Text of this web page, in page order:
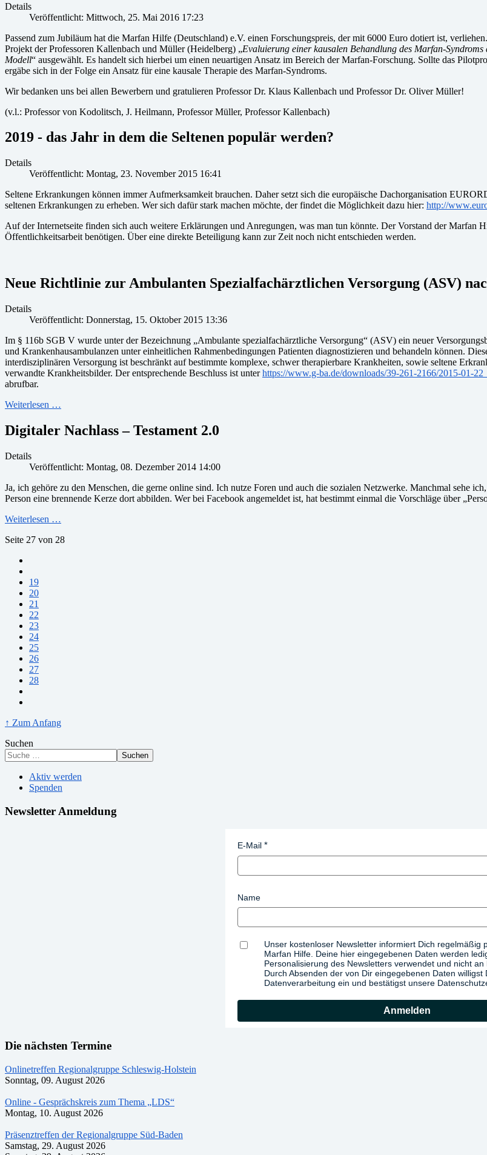
Details
Veröffentlicht: Mittwoch, 25. Mai 2016 17:23
Passend zum Jubiläum hat die Marfan Hilfe (Deutschland) e.V. einen Forschungspreis, der mit 6000 Euro dotiert ist,
Projekt der Professoren Kallenbach und Müller (Heidelberg) „Evaluierung einer kausalen Behandlung des Marfan-
Modell“ ausgewählt. Es handelt sich hierbei um einen neuartigen Ansatz im Bereich der Marfan-Forschung. Sollte das
ergäbe sich in der Folge ein Ansatz für eine kausale Therapie des Marfan-Syndroms.
Wir bedanken uns bei allen Bewerbern und gratulieren Professor Dr. Klaus Kallenbach und Professor Dr. Oliver Müller!
(v.l.: Professor von Kodolitsch, J. Heilmann, Professor Müller, Professor Kallenbach)
2019 - das Jahr in dem die Seltenen populär werden?
Details
Veröffentlicht: Montag, 23. November 2015 16:41
Seltene Erkrankungen können immer Aufmerksamkeit brauchen. Daher setzt sich die europäische Dachorganisation
seltenen Erkrankungen zu erheben. Wer sich dafür stark machen möchte, der findet die Möglichkeit dazu hier: http://
Auf der Internetseite finden sich auch weitere Erklärungen und Anregungen, was man tun könnte. Der Vorstand der Marfan
Öffentlichkeitsarbeit benötigen. Über eine direkte Beteiligung kann zur Zeit noch nicht entschieden werden.
Neue Richtlinie zur Ambulanten Spezialfachärztlichen Versorgung (ASV)
Details
Veröffentlicht: Donnerstag, 15. Oktober 2015 13:36
Im § 116b SGB V wurde unter der Bezeichnung „Ambulante spezialfachärztliche Versorgung“ (ASV) ein neuer
und Krankenhausambulanzen unter einheitlichen Rahmenbedingungen Patienten diagnostizieren und behandeln können.
interdisziplinären Versorgung ist beschränkt auf bestimmte komplexe, schwer therapierbare Krankheiten, sowie seltene
verwandte Krankheitsbilder. Der entsprechende Beschluss ist unterhttps://www.g-ba.de/downloads/39-261-2166/2015-01-
abrufbar.
Weiterlesen …
Digitaler Nachlass – Testament 2.0
Details
Veröffentlicht: Montag, 08. Dezember 2014 14:00
Ja, ich gehöre zu den Menschen, die gerne online sind. Ich nutze Foren und auch die sozialen Netzwerke. Manchmal sehe
Person eine brennende Kerze dort abbilden. Wer bei Facebook angemeldet ist, hat bestimmt einmal die Vorschläge über
Weiterlesen …
Seite 27 von 28
19
20
21
22
23
24
25
26
27
28
↑ Zum Anfang
Suchen
Suchen
Aktiv werden
Spenden
Newsletter Anmeldung
E-Mail
Name
Unser kostenloser Newsletter informiert Dich regelmäßig
Marfan Hilfe. Deine hier eingegebenen Daten werden
Personalisierung des Newsletters verwendet und nicht
Durch Absenden der von Dir eingegebenen Daten willigst
Datenverarbeitung ein und bestätigst unsere
Anmelden
Die nächsten Termine
Onlinetreffen Regionalgruppe Schleswig-Holstein
Sonntag, 09. August 2026
Online - Gesprächskreis zum Thema „LDS“
Montag, 10. August 2026
Präsenztreffen der Regionalgruppe Süd-Baden
Samstag, 29. August 2026